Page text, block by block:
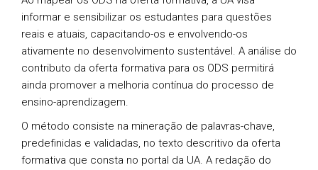
informar e sensibilizar os estudantes para questões
reais e atuais, capacitando-os e envolvendo-os
ativamente no desenvolvimento sustentável. A análise do
contributo da oferta formativa para os ODS permitirá
ainda promover a melhoria contínua do processo de
ensino-aprendizagem.
O método consiste na mineração de palavras-chave,
predefinidas e validadas, no texto descritivo da oferta
formativa que consta no portal da UA. A redação do